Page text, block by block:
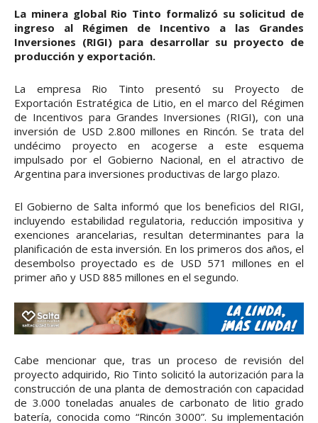
La minera global Rio Tinto formalizó su solicitud de
ingreso al Régimen de Incentivo a las Grandes
Inversiones (RIGI) para desarrollar su proyecto de
producción y exportación.
La empresa Rio Tinto presentó su Proyecto de
Exportación Estratégica de Litio, en el marco del Régimen
de Incentivos para Grandes Inversiones (RIGI), con una
inversión de USD 2.800 millones en Rincón. Se trata del
undécimo proyecto en acogerse a este esquema
impulsado por el Gobierno Nacional, en el atractivo de
Argentina para inversiones productivas de largo plazo.
El Gobierno de Salta informó que los beneficios del RIGI,
incluyendo estabilidad regulatoria, reducción impositiva y
exenciones arancelarias, resultan determinantes para la
planificación de esta inversión. En los primeros dos años, el
desembolso proyectado es de USD 571 millones en el
primer año y USD 885 millones en el segundo.
Cabe mencionar que, tras un proceso de revisión del
proyecto adquirido, Rio Tinto solicitó la autorización para la
construcción de una planta de demostración con capacidad
de 3.000 toneladas anuales de carbonato de litio grado
batería, conocida como “Rincón 3000”. Su implementación